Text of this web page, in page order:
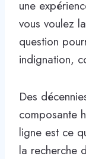
une
vous voulez
question
indignation,
Des
composante
ligne est ce
la recherche